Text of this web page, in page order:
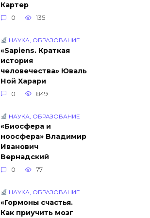
Картер
0 135
НАУКА, ОБРАЗОВАНИЕ
«Sapiens. Краткая
история
человечества» Юваль
Ной Харари
0 849
НАУКА, ОБРАЗОВАНИЕ
«Биосфера и
ноосфера» Владимир
Иванович
Вернадский
0 77
НАУКА, ОБРАЗОВАНИЕ
«Гормоны счастья.
Как приучить мозг